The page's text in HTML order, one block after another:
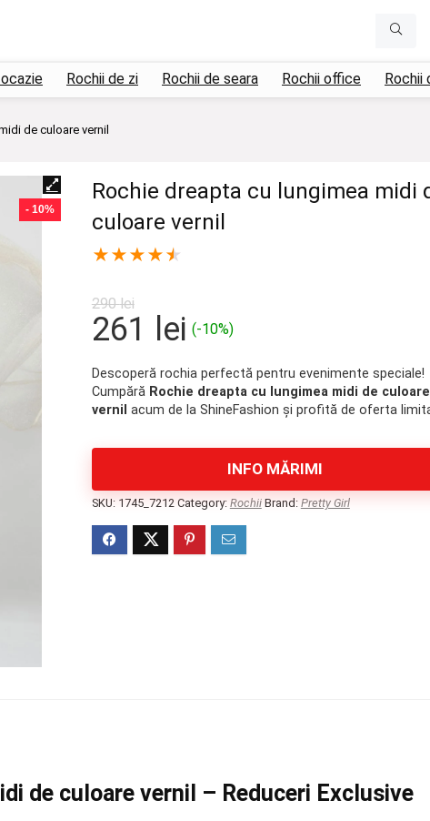
Rochii de zi Rochii de seara Rochii office Rochii
de culoare vernil
- 10%
Rochie dreapta cu lungimea midi
culoare vernil
★★★★★
290lei
Prețul
a
fost:
261 leiPrețul
este:
261 lei.
(-10%)
Descoperă rochia perfectă pentru evenimente speciale!
Cumpără Rochie dreapta cu lungimea midi de culoare
vernil acum de la ShineFashion și profită de oferta
INFO MĂRIMI
SKU: 1745_7212 Category: Rochii Brand: Pretty Girl
de culoare vernil – Reduceri Exclusive